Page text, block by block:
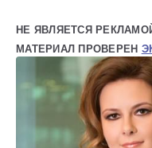
НЕ ЯВЛЯЕТСЯ
МАТЕРИАЛ ПРОВЕРЕН